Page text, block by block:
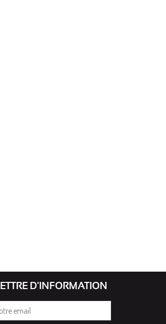
D'INFORMATION